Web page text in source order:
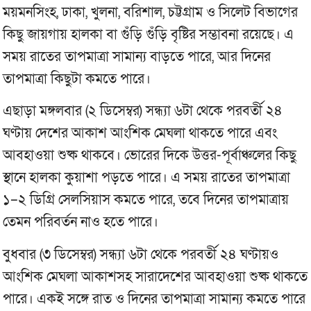
ময়মনসিংহ, ঢাকা, খুলনা, বরিশাল, চট্টগ্রাম ও সিলেট বিভাগের
কিছু জায়গায় হালকা বা গুঁড়ি গুঁড়ি বৃষ্টির সম্ভাবনা রয়েছে। এ
সময় রাতের তাপমাত্রা সামান্য বাড়তে পারে, আর দিনের
তাপমাত্রা কিছুটা কমতে পারে।
এছাড়া মঙ্গলবার (২ ডিসেম্বর) সন্ধ্যা ৬টা থেকে পরবর্তী ২৪
ঘণ্টায় দেশের আকাশ আংশিক মেঘলা থাকতে পারে এবং
আবহাওয়া শুষ্ক থাকবে। ভোরের দিকে উত্তর-পূর্বাঞ্চলের কিছু
স্থানে হালকা কুয়াশা পড়তে পারে। এ সময় রাতের তাপমাত্রা
১–২ ডিগ্রি সেলসিয়াস কমতে পারে, তবে দিনের তাপমাত্রায়
তেমন পরিবর্তন নাও হতে পারে।
বুধবার (৩ ডিসেম্বর) সন্ধ্যা ৬টা থেকে পরবর্তী ২৪ ঘণ্টায়ও
আংশিক মেঘলা আকাশসহ সারাদেশের আবহাওয়া শুষ্ক থাকতে
পারে। একই সঙ্গে রাত ও দিনের তাপমাত্রা সামান্য কমতে পারে